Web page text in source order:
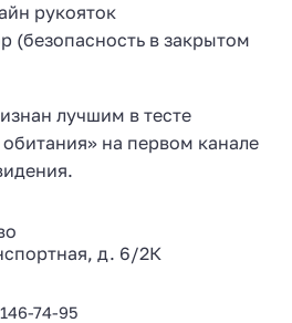
рукояток
(безопасность в закрытом
лучшим в тесте
на первом канале
д. 6/2К
74-95